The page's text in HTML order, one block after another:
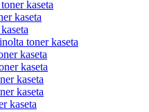
kaseta
kaseta
toner kaseta
kaseta
kaseta
kaseta
kaseta
kaseta